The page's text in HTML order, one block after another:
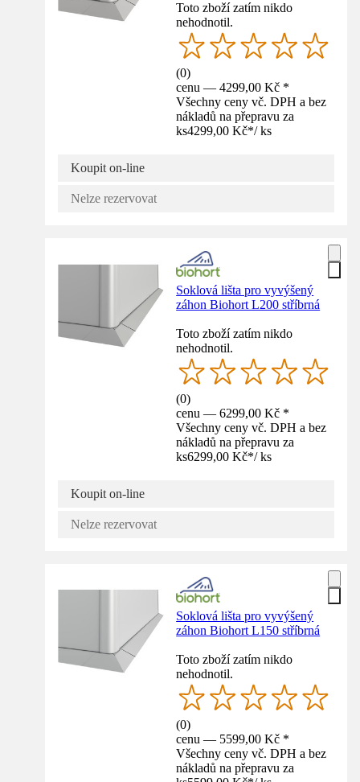
Toto zboží zatím nikdo
nehodnotil.
(0)
cenu — 4299,00 Kč *
Všechny ceny vč. DPH a bez
nákladů na přepravu za
ks4299,00 Kč*/ ks
Koupit on-line
Nelze rezervovat
Soklová lišta pro vyvýšený
záhon Biohort L200 stříbrná
Toto zboží zatím nikdo
nehodnotil.
(0)
cenu — 6299,00 Kč *
Všechny ceny vč. DPH a bez
nákladů na přepravu za
ks6299,00 Kč*/ ks
Koupit on-line
Nelze rezervovat
Soklová lišta pro vyvýšený
záhon Biohort L150 stříbrná
Toto zboží zatím nikdo
nehodnotil.
(0)
cenu — 5599,00 Kč *
Všechny ceny vč. DPH a bez
nákladů na přepravu za